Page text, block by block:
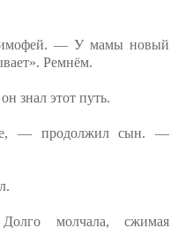
— У мамы новый
Ремнём.
знал этот путь.
— продолжил сын. —
молчала, сжимая